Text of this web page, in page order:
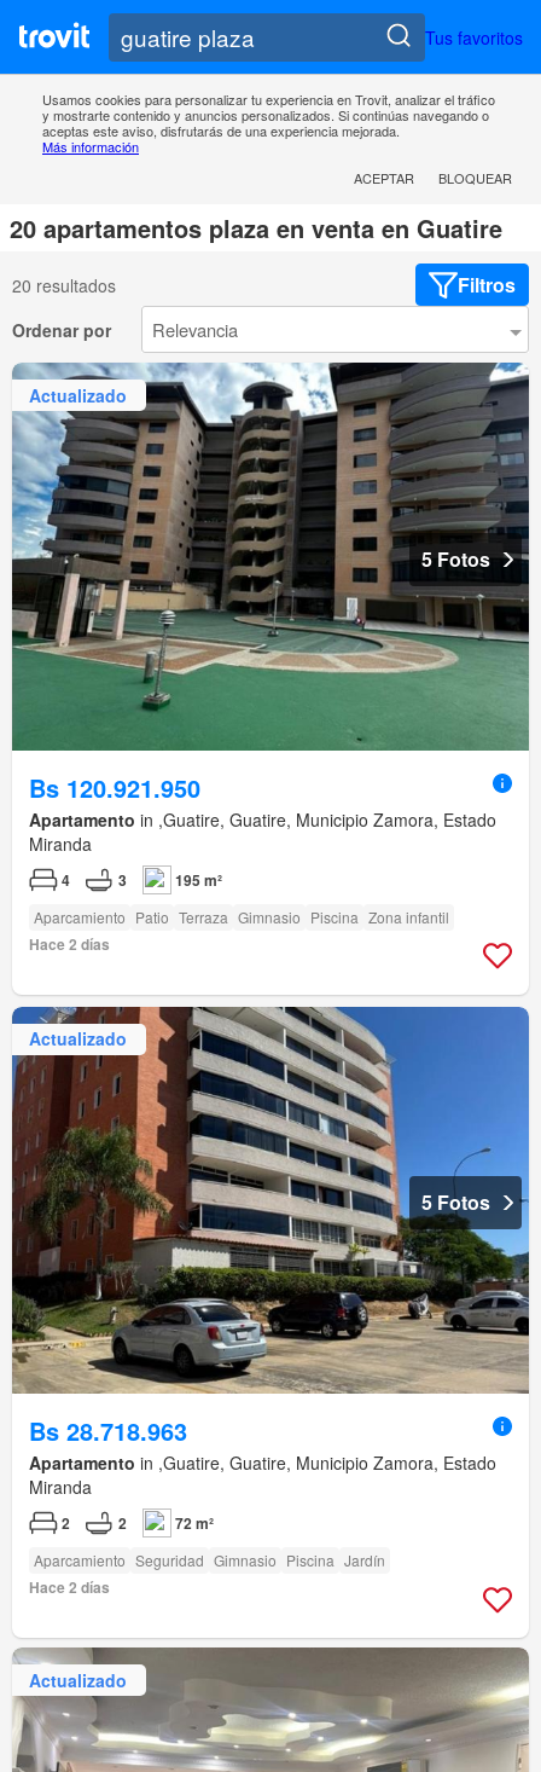
Tus favoritos
Usamos cookies para personalizar tu experiencia en Trovit, analizar el tráfico
y mostrarte contenido y anuncios personalizados. Si continúas navegando o
aceptas este aviso, disfrutarás de una experiencia mejorada.
Más información
ACEPTAR
BLOQUEAR
20 apartamentos plaza en venta en Guatire
20 resultados Filtros
Ordenar por
Actualizado
5 Fotos
Bs 120.921.950
Apartamento in ,Guatire, Guatire, Municipio Zamora, Estado
Miranda
4 3 195 m²
Aparcamiento Patio Terraza Gimnasio Piscina Zona infantil
Hace 2 días
Actualizado
5 Fotos
Bs 28.718.963
Apartamento in ,Guatire, Guatire, Municipio Zamora, Estado
Miranda
2 2 72 m²
Aparcamiento Seguridad Gimnasio Piscina Jardín
Hace 2 días
Actualizado